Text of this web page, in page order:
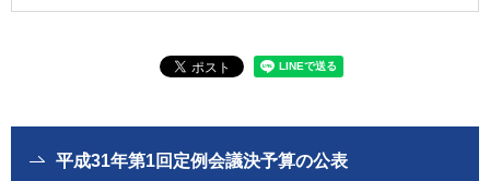
平成31年第1回定例会議決予算の公表